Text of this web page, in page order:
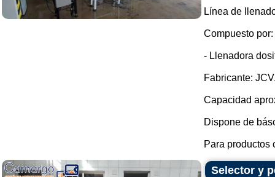
Línea de
Compuesto por:
- Llenadora
Fabricante:
Capacidad
Dispone de
Para productos
Selector y